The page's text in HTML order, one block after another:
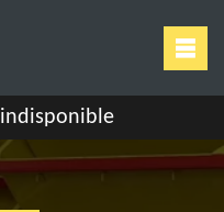
indisponible